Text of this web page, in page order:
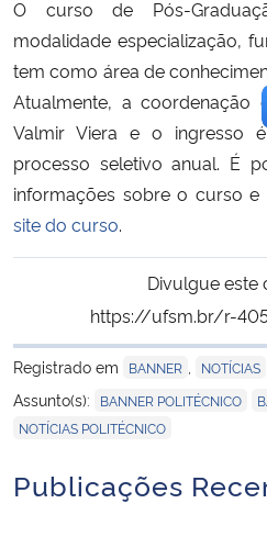
O curso de Pós-
modalidade especialização,
tem como área de
Atualmente, a coordenação
Valmir Viera e o ingresso
processo seletivo anual. É
informações sobre o curso e
site do curso.
Divulgue este
https://ufsm.br/r-
Registrado em
BANNER NOTÍCIAS
Assunto(s): BANNER POLITÉCNICO
NOTÍCIAS POLITÉCNICO
Publicações